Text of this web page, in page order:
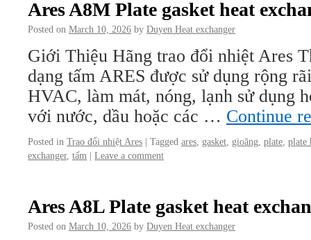
Ares A8M Plate gasket heat
Posted on March 10, 2026 by Duyen Heat exchanger
Giới Thiệu Hãng trao đổi nhiệt Ares
dạng tấm ARES được sử dụng rộng
HVAC, làm mát, nóng, lạnh sử dụng
với nước, dầu hoặc các … Continue
Posted in Trao đổi nhiệt Ares | Tagged ares gasket gioăng plate plate
exchanger, tấm | Leave a comment
Ares A8L Plate gasket heat
Posted on March 10, 2026 by Duyen Heat exchanger